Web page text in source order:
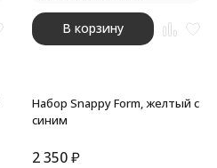
В корзину
Набор Snappy Form, желтый с
синим
2 350₽